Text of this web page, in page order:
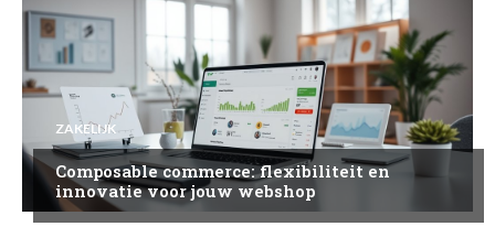
ZAKELIJK
Composable commerce: flexibiliteit en
innovatie voor jouw webshop